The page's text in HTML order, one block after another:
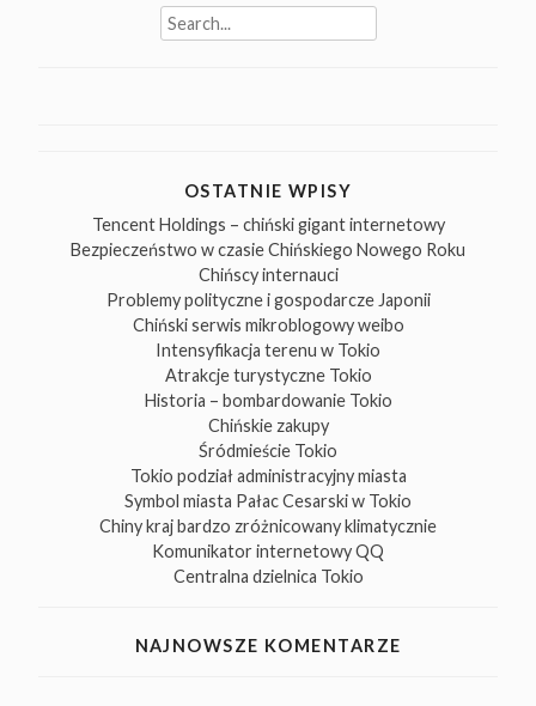
Search
for:
OSTATNIE WPISY
Tencent Holdings – chiński gigant internetowy
Bezpieczeństwo w czasie Chińskiego Nowego Roku
Chińscy internauci
Problemy polityczne i gospodarcze Japonii
Chiński serwis mikroblogowy weibo
Intensyfikacja terenu w Tokio
Atrakcje turystyczne Tokio
Historia – bombardowanie Tokio
Chińskie zakupy
Śródmieście Tokio
Tokio podział administracyjny miasta
Symbol miasta Pałac Cesarski w Tokio
Chiny kraj bardzo zróżnicowany klimatycznie
Komunikator internetowy QQ
Centralna dzielnica Tokio
NAJNOWSZE KOMENTARZE